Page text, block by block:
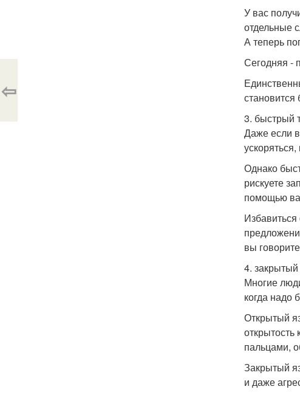
У вас
отдельные
А теперь
Сегодняя -
становится
3. быстрый
Даже если
Однако
рискуете
помощью
вы
4. закрытый
Многие
когда надо
Открытый
пальцами,
Закрытый
и даже
⇦